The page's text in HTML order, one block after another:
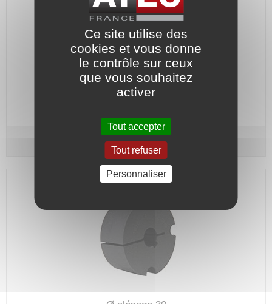
Ø alésage 28
Code article :156634
Douille pour A5 / BIPEX / ELPEX - N°2012 Ø 28
Ce site utilise des
cookies et vous donne
le contrôle sur ceux
que vous souhaitez
activer
Tout accepter
Tout refuser
Personnaliser